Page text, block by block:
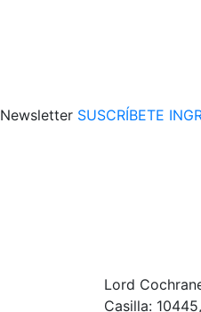
Newsletter SUSCRÍBETE
Lord
Casilla: